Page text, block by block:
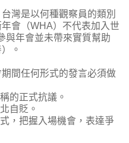
灣是以何種觀察員的類別
會（WHA）不代表加入世
與年會並未帶來實質幫助
。
間任何形式的發言必須做
的正式抗議。
自貶。
，把握入場機會，表達爭